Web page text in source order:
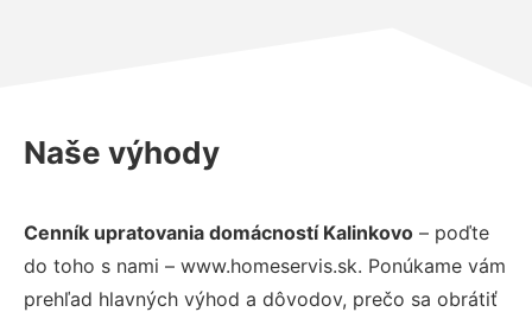
Naše výhody
Cenník upratovania domácností Kalinkovo – poďte
do toho s nami – www.homeservis.sk. Ponúkame vám
prehľad hlavných výhod a dôvodov, prečo sa obrátiť